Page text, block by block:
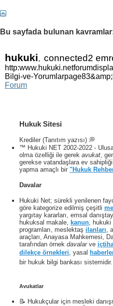
Bu sayfada bulunan
hukuki, connected2
Bilgi-ve-
Forum
Hukuk Sitesi
Krediler (Tanıtım yazısı) 💭
™ Hukuki NET 2002-2022 -
olma özelliği ile gerek avukat ,
gerekse vatandaşlara ev
yapma amaçlı bir "Hukuk
Davalar
Hukuki Net; sürekli yenilenen
göre kategorize edilmiş çeşitli
yargıtay kararları, emsal
hukuksal makale, kanun, hukuki
programları, meslektaş ilanları,
araçları, Anayasa Mahkemesi,
tarafından örnek davalarve
dilekçe örnekleri, yasal
bir hukuk bilgi bankası sistemidir.
Avukatlar
📝 Hukukçular için mesleki